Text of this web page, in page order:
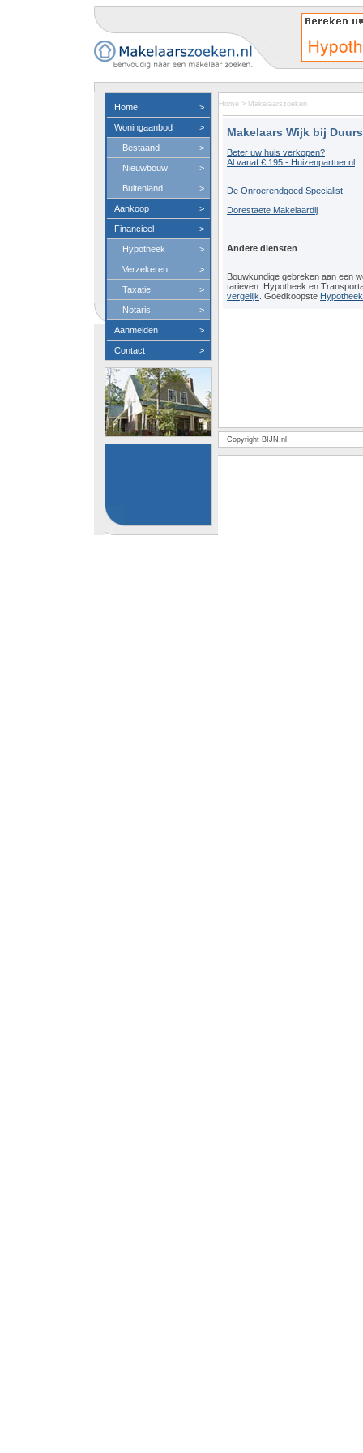
Home >
Woningaanbod >
Bestaand >
Nieuwbouw >
Buitenland >
Aankoop >
Financieel >
Hypotheek >
Verzekeren >
Taxatie >
Notaris >
Aanmelden >
Contact >
Home > Makelaarszoeken
Makelaars Wijk bij
Beter uw huis verkopen?
Al vanaf € 195 - Huizenpartner.nl
De Onroerendgoed Specialist
Dorestaete Makelaardij
Andere diensten
Bouwkundige gebreken aan een
tarieven. Hypotheek en
vergelijk . Goedkoopste
Copyright BIJN.nl